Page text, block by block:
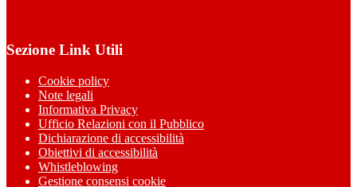
Sezione Link Utili
Cookie policy
Note legali
Informativa Privacy
Ufficio Relazioni con il Pubblico
Dichiarazione di accessibilità
Obiettivi di accessibilità
Whistleblowing
Gestione consensi cookie